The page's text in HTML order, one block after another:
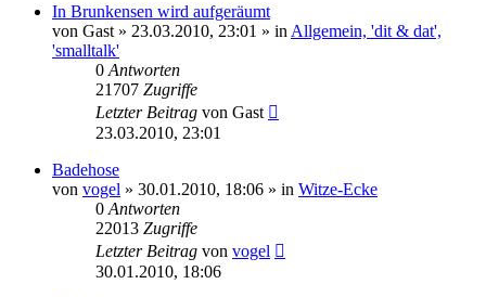
In Brunkensen wird aufgeräumt
von Gast » 23.03.2010, 23:01 » in Allgemein, 'dit & dat',
'smalltalk'
0 Antworten
21707 Zugriffe
Letzter Beitrag von Gast
23.03.2010, 23:01
Badehose
von vogel » 30.01.2010, 18:06 » in Witze-Ecke
0 Antworten
22013 Zugriffe
Letzter Beitrag von vogel
30.01.2010, 18:06